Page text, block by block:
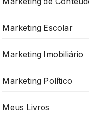
Marketing Escolar
Marketing Imobiliário
Marketing Político
Meus Livros